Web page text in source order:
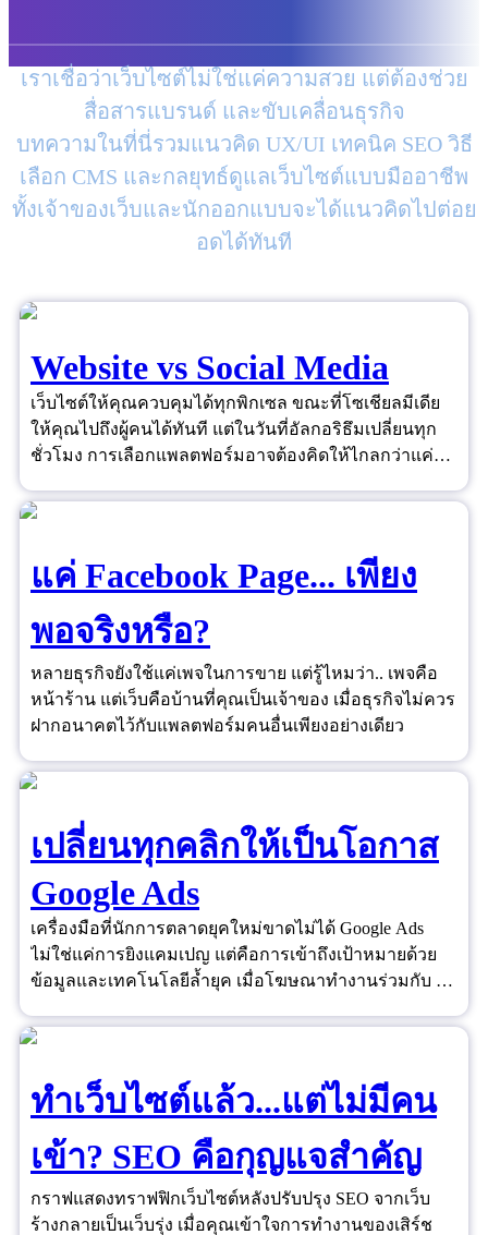
เราเชื่อว่าเว็บไซต์ไม่ใช่แค่ความสวย แต่ต้องช่วย
สื่อสารแบรนด์ และขับเคลื่อนธุรกิจ
บทความในที่นี่รวมแนวคิด UX/UI เทคนิค SEO วิธี
เลือก CMS และกลยุทธ์ดูแลเว็บไซต์แบบมืออาชีพ
ทั้งเจ้าของเว็บและนักออกแบบจะได้แนวคิดไปต่อย
อดได้ทันที
Website vs Social Media
เว็บไซต์ให้คุณควบคุมได้ทุกพิกเซล ขณะที่โซเชียลมีเดีย
ให้คุณไปถึงผู้คนได้ทันที แต่ในวันที่อัลกอริธึมเปลี่ยนทุก
ชั่วโมง การเลือกแพลตฟอร์มอาจต้องคิดให้ไกลกว่าแค่
แค่ Facebook Page... เพียง
พอจริงหรือ?
หลายธุรกิจยังใช้แค่เพจในการขาย แต่รู้ไหมว่า.. เพจคือ
หน้าร้าน แต่เว็บคือบ้านที่คุณเป็นเจ้าของ เมื่อธุรกิจไม่ควร
ฝากอนาคตไว้กับแพลตฟอร์มคนอื่นเพียงอย่างเดียว
เปลี่ยนทุกคลิกให้เป็นโอกาส
Google Ads
เครื่องมือที่นักการตลาดยุคใหม่ขาดไม่ได้ Google Ads
ไม่ใช่แค่การยิงแคมเปญ แต่คือการเข้าถึงเป้าหมายด้วย
ข้อมูลและเทคโนโลยีล้ำยุค เมื่อโฆษณาทำงานร่วมกับ AI
ดวงอีกต่อไป
ทำเว็บไซต์แล้ว...แต่ไม่มีคน
เข้า? SEO คือกุญแจสำคัญ
กราฟแสดงทราฟฟิกเว็บไซต์หลังปรับปรุง SEO จากเว็บ
ร้างกลายเป็นเว็บรุ่ง เมื่อคุณเข้าใจการทำงานของเสิร์ช